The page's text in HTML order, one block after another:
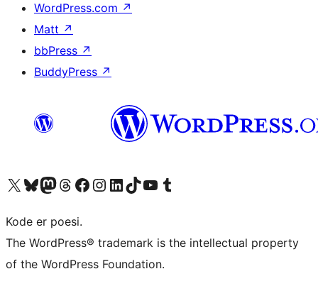
WordPress.com ↗
Matt ↗
bbPress ↗
BuddyPress ↗
Besøg vores X (tidligere Twitter) konto
Besøg vores Bluesky-konto
Besøg vores Mastodon konto
Besøg vores Threads-konto
Besøg vores Facebook sideBesøg vores Instagram konto
Besøg vores LinkedIn konto
Besøg vores TikTok-konto
Besøg vores YouTube-kanalBesøg vores Tumblr-konto
Kode er poesi.
The WordPress® trademark is the intellectual property
of the WordPress Foundation.